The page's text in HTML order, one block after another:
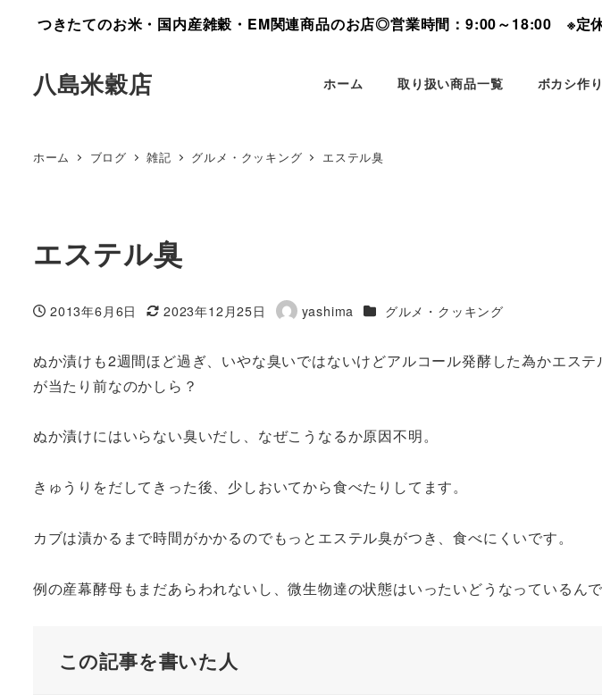
つきたてのお米・国内産雑穀・EM関連商品のお店◎営業時間：9:00～18:00 ※定
八島米穀店 ホーム 取り扱い商品一覧 ボカシ作
ホーム ブログ 雑記 グルメ・クッキング エステル臭
エステル臭
投稿日
2013年6月6日
更新日
2023年12月25日
著
yashima カテゴリー
グルメ・クッキング
ぬか漬けも2週間ほど過ぎ、いやな臭いではないけどアルコール発酵した為かエス
が当たり前なのかしら？
ぬか漬けにはいらない臭いだし、なぜこうなるか原因不明。
きゅうりをだしてきった後、少しおいてから食べたりしてます。
カブは漬かるまで時間がかかるのでもっとエステル臭がつき、食べにくいです。
例の産幕酵母もまだあらわれないし、微生物達の状態はいったいどうなっているんで
この記事を書いた人